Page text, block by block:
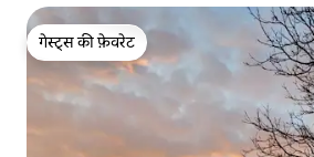
गेस्ट्स की फ़ेवरेट
गेस्ट्स की फ़ेवरेट